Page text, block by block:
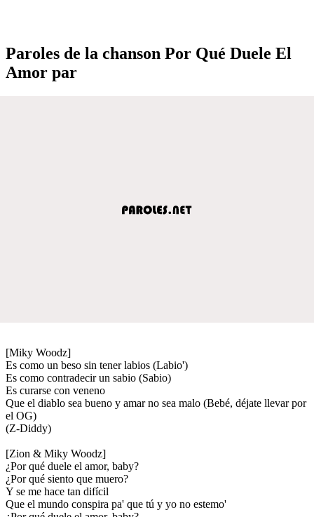
Paroles de la chanson Por Qué Duele El
Amor par
[Miky Woodz]
Es como un beso sin tener labios (Labio')
Es como contradecir un sabio (Sabio)
Es curarse con veneno
Que el diablo sea bueno y amar no sea malo (Bebé, déjate llevar por
el OG)
(Z-Diddy)
[Zion & Miky Woodz]
¿Por qué duele el amor, baby?
¿Por qué siento que muero?
Y se me hace tan difícil
Que el mundo conspira pa' que tú y yo no estemo'